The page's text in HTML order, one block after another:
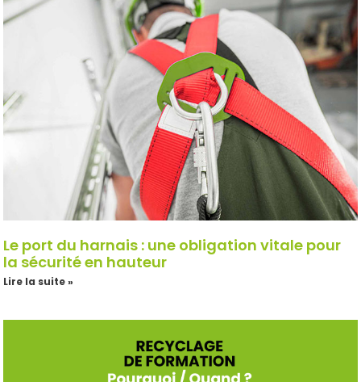
Le port du harnais : une obligation vitale pour
la sécurité en hauteur
Lire la suite »